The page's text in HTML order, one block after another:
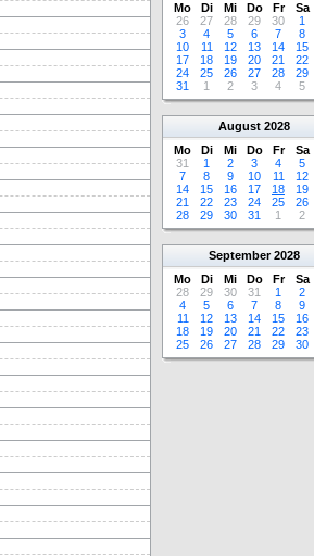
Mo
Di Mi Do Fr Sa
26
27 28 29 30 1
3
4 5 6 7 8
10
11 12 13 14 15
17
18 19 20 21 22
24
25 26 27 28 29
31
1 2 3 4 5
August 2028
Mo
Di Mi Do Fr Sa
31
1 2 3 4 5
7
8 9 10 11 12
14
15 16 17 18 19
21
22 23 24 25 26
28
29 30 31 1 2
September 2028
Mo
Di Mi Do Fr Sa
28
29 30 31 1 2
4
5 6 7 8 9
11
12 13 14 15 16
18
19 20 21 22 23
25
26 27 28 29 30